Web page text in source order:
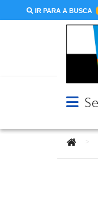
IR PARA A BUSCA
Abrir
Você